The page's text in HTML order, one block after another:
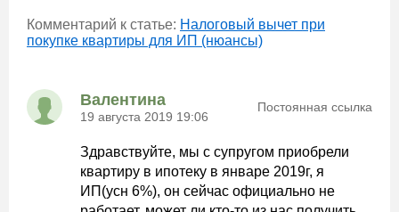
Комментарий к статье: Налоговый вычет при
покупке квартиры для ИП (нюансы)
Валентина
19 августа 2019 19:06
Постоянная ссылка
Здравствуйте, мы с супругом приобрели
квартиру в ипотеку в январе 2019г, я
ИП(усн 6%), он сейчас официально не